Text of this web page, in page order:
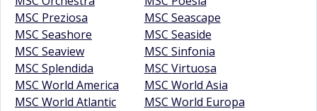
MSC Preziosa
MSC Seascape
MSC Seashore
MSC Seaside
MSC Seaview
MSC Sinfonia
MSC Splendida
MSC Virtuosa
MSC World America
MSC World Asia
MSC World Atlantic
MSC World Europa